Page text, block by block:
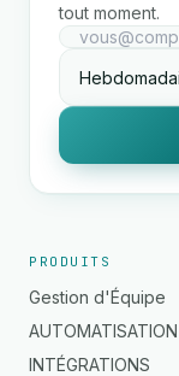
tout moment.
PRODUITS
Gestion d'Équipe
INTÉGRATIONS